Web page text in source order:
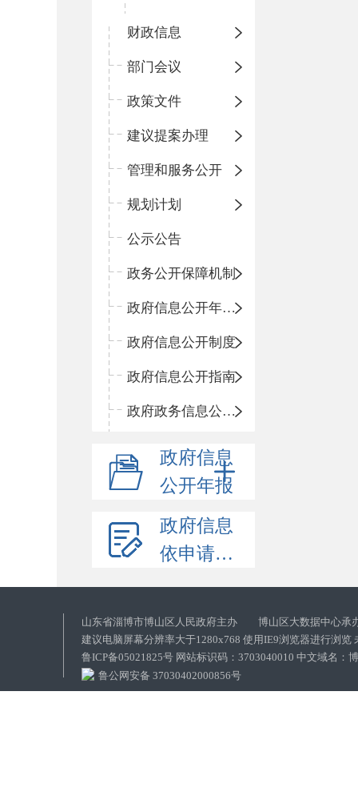
财政信息
部门会议
政策文件
建议提案办理
管理和服务公开
规划计划
公示公告
政务公开保障机制
政府信息公开年度报告
政府信息公开制度
政府信息公开指南
政府政务信息公开目录
政府信息
公开年报
政府信息
依申请公开
山东省淄博市博山区人民政府主办 博山区大数据中心承
建议电脑屏幕分辨率大于1280x768 使用IE9浏览器进行浏览
鲁ICP备05021825号 网站标识码：3703040010 中文域名：
鲁公网安备 37030402000856号